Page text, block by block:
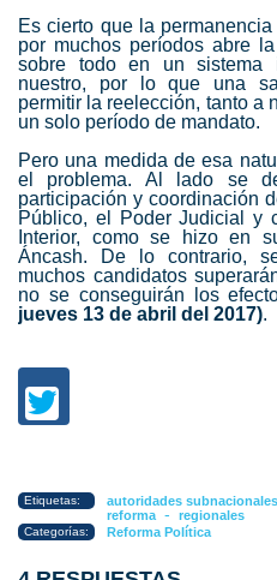
Es cierto que la
por muchos períodos abre
sobre todo en un sistema
nuestro, por lo que una
permitir la reelección, tanto a
un solo período de mandato.
Pero una medida de esa
el problema. Al lado se
participación y coordinación
Público, el Poder Judicial y
Interior, como se hizo en
Áncash. De lo contrario,
muchos candidatos
no se conseguirán los
jueves 13 de abril del 2017).
Etiquetas: autoridades subnacionales
reforma - regionales
Categorías: Reforma Política